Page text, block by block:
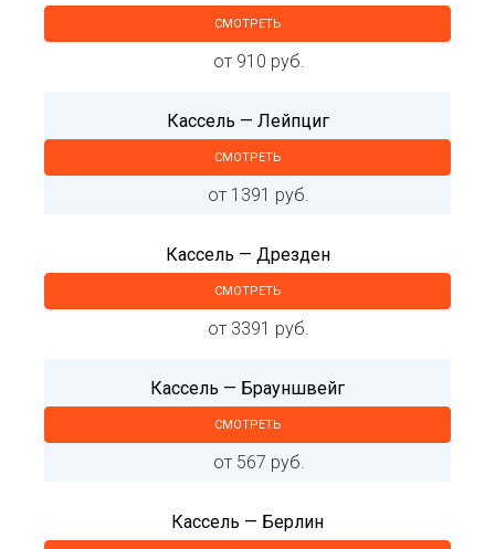
СМОТРЕТЬ
от 910 руб.
Кассель — Лейпциг
СМОТРЕТЬ
от 1391 руб.
Кассель — Дрезден
СМОТРЕТЬ
от 3391 руб.
Кассель — Брауншвейг
СМОТРЕТЬ
от 567 руб.
Кассель — Берлин